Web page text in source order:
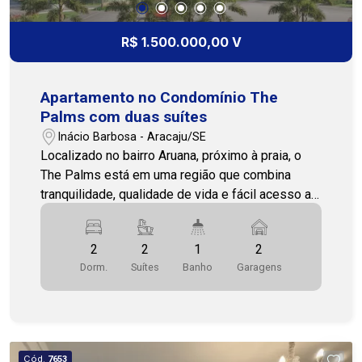
Cohab premium - (79) 3231-3231
R$ 1.500.000,00 V
Apartamento no Condomínio The
Palms com duas suítes
Inácio Barbosa - Aracaju/SE
Localizado no bairro Aruana, próximo à praia, o
The Palms está em uma região que combina
tranquilidade, qualidade de vida e fácil acesso a
comércios, serviços e às principais vias da
cidade. Este apartamento novo, em fase de
construção, é uma excelente opção para quem
busca conforto e modernidade. Com 112 m² de
área privativa e posição solar norte/leste, o
uma das suítes, cozinha, área de serviço, duas
2
Dorm.
2
Suítes
1
Banho
2
Garagens
Cód. 7653